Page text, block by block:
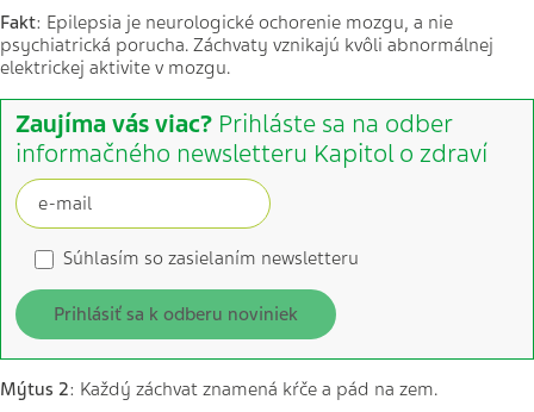
Fakt: Epilepsia je neurologické ochorenie mozgu, a nie
psychiatrická porucha. Záchvaty vznikajú kvôli abnormálnej
elektrickej aktivite v mozgu.
Zaujíma vás viac? Prihláste sa na odber
informačného newsletteru Kapitol o zdraví
Súhlasím so zasielaním newsletteru
Prihlásiť sa k odberu noviniek
Mýtus 2: Každý záchvat znamená kŕče a pád na zem.